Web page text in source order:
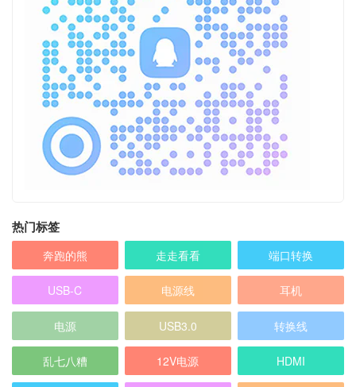
热门标签
奔跑的熊 走走看看 端口转换
USB-C 电源线 耳机
电源 USB3.0 转换线
乱七八糟 12V电源 HDMI